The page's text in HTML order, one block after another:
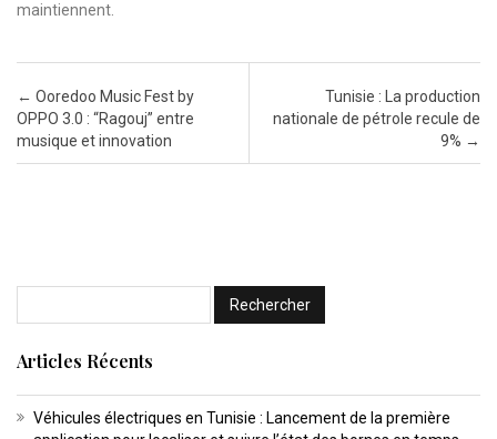
maintiennent.
Post navigation
← Ooredoo Music Fest by
OPPO 3.0 : “Ragouj” entre
musique et innovation
Tunisie : La production
nationale de pétrole recule de
9% →
Articles Récents
Véhicules électriques en Tunisie : Lancement de la première